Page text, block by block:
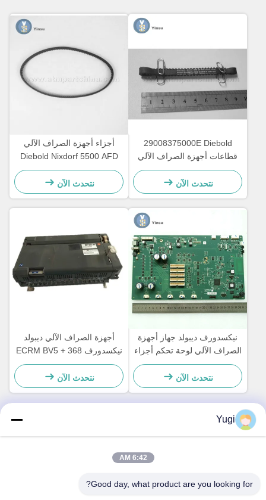
29008375000E Diebold
قطاعات أجهزة الصراف الآلي
Opteva حزام التوقيت حزام
النقل 67T
نتحدث الآن
أجزاء أجهزة الصراف الآلي
Diebold Nixdorf 5500 AFD
445T حزام النقل
2900837500AH
نتحدث الآن
نيكسدورف ديبولد جهاز أجهزة
الصراف الآلي لوحة تحكم أجزاء
لوحة رئيسية CCA Discovery
49242480000B
نتحدث الآن
أجهزة الصراف الآلي ديبولد
نيكسدورف 368 ECRM BV5 +
24V فاتورة المقبولة أجزاء
المصادق 49238415000Aنتحدث الآن
Yugi
6:42 AM
Good day, what product are you looking for?